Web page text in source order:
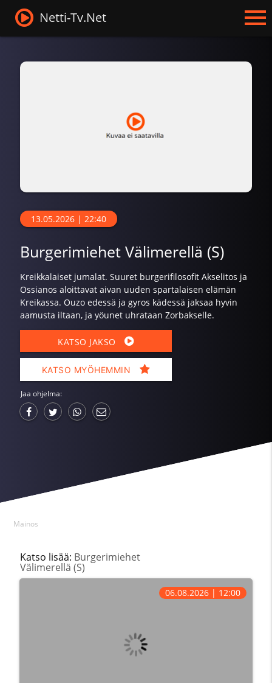
Netti-Tv.Net
13.05.2026 | 22:40
Burgerimiehet Välimerellä (S)
Kreikkalaiset jumalat. Suuret burgerifilosofit Akselitos ja
Ossianos aloittavat aivan uuden spartalaisen elämän
Kreikassa. Ouzo edessä ja gyros kädessä jaksaa hyvin
aamusta iltaan, ja yöunet uhrataan Zorbakselle.
KATSO JAKSO
KATSO MYÖHEMMIN
Jaa ohjelma:
Mainos
Katso lisää: Burgerimiehet
Välimerellä (S)
06.08.2026 | 12:00